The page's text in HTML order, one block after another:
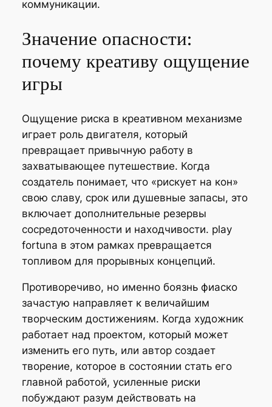
коммуникации.
Значение опасности:
почему креативу ощущение
игры
Ощущение риска в креативном механизме
играет роль двигателя, который
превращает привычную работу в
захватывающее путешествие. Когда
создатель понимает, что «рискует на кон»
свою славу, срок или душевные запасы, это
включает дополнительные резервы
сосредоточенности и находчивости. play
fortuna в этом рамках превращается
топливом для прорывных концепций.
Противоречиво, но именно боязнь фиаско
зачастую направляет к величайшим
творческим достижениям. Когда художник
работает над проектом, который может
изменить его путь, или автор создает
творение, которое в состоянии стать его
главной работой, усиленные риски
побуждают разум действовать на